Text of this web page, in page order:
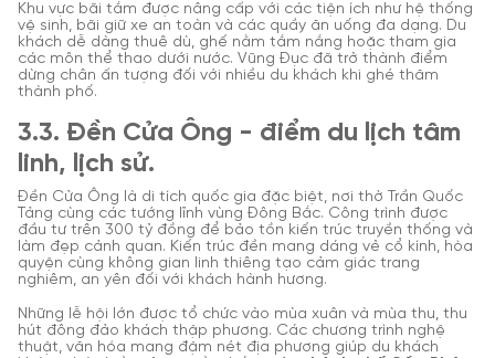
Khu vực bãi tắm được nâng cấp với các tiện ích như hệ thống
vệ sinh, bãi giữ xe an toàn và các quầy ăn uống đa dạng. Du
khách dễ dàng thuê dù, ghế nằm tắm nắng hoặc tham gia
các môn thể thao dưới nước. Vũng Đục đã trở thành điểm
dừng chân ấn tượng đối với nhiều du khách khi ghé thăm
thành phố.
3.3. Đền Cửa Ông - điểm du lịch tâm
linh, lịch sử.
Đền Cửa Ông là di tích quốc gia đặc biệt, nơi thờ Trần Quốc
Tảng cùng các tướng lĩnh vùng Đông Bắc. Công trình được
đầu tư trên 300 tỷ đồng để bảo tồn kiến trúc truyền thống và
làm đẹp cảnh quan. Kiến trúc đền mang dáng vẻ cổ kính, hòa
quyện cùng không gian linh thiêng tạo cảm giác trang
nghiêm, an yên đối với khách hành hương.
Những lễ hội lớn được tổ chức vào mùa xuân và mùa thu, thu
hút đông đảo khách thập phương. Các chương trình nghệ
thuật, văn hóa mang đậm nét địa phương giúp du khách